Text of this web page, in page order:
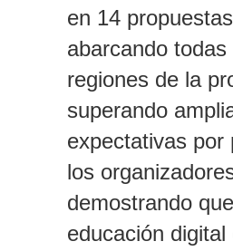
en 14
abarcando todas
regiones de la
superando
expectativas por
los
demostrando
educación digital